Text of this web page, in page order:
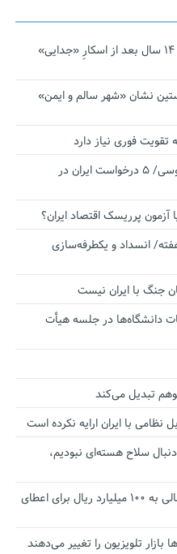
نجات‌دهنده‌ همچنان در آیینه است/ ۱۴ سال بعد از اسکارِ «جدایی»
نشان «شهر سالم و ایمن»
فوری نیاز دارد
اقتدار ناوگروه ۱۰۳ در مأموریت‌ اقیانوسی/ ۵ درخواست ایران در
پرریسک اقتصاد ایران؟
انسداد و یکطرفه‌سازی
جنگ با ایران نیست
دانشگاه‌ها در جلسه هیأت
تبدیل می‌کند
نظامی با ایران ارایه نکرده است
سلاح هسته‌ای نبودیم،
آستانه الزام به دریافت صورت های مالی به ۱۰۰ میلیارد ریال برای اعطای
بازار تلویزیون را تغییر می‌دهند